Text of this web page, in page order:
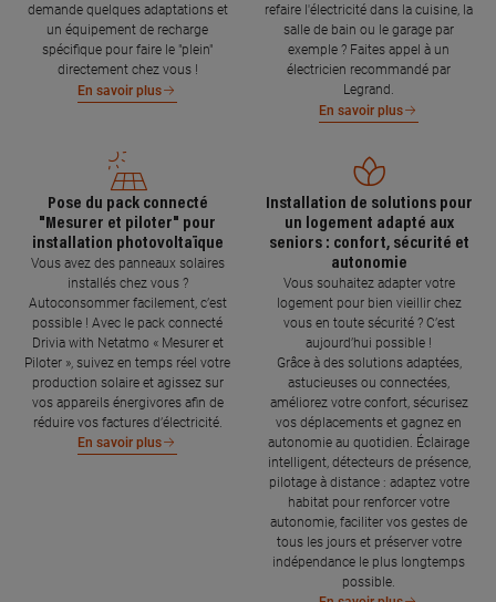
demande quelques adaptations et
un équipement de recharge
spécifique pour faire le "plein"
directement chez vous !
En savoir plus
refaire l'électricité dans la cuisine, la
salle de bain ou le garage par
exemple ? Faites appel à un
électricien recommandé par
Legrand.
En savoir plus
Pose du pack connecté
"Mesurer et piloter" pour
installation photovoltaïque
Vous avez des panneaux solaires
installés chez vous ?
Autoconsommer facilement, c’est
possible ! Avec le pack connecté
Drivia with Netatmo « Mesurer et
Piloter », suivez en temps réel votre
production solaire et agissez sur
vos appareils énergivores afin de
réduire vos factures d’électricité.
En savoir plus
Installation de solutions pour
un logement adapté aux
seniors : confort, sécurité et
autonomie
Vous souhaitez adapter votre
logement pour bien vieillir chez
vous en toute sécurité ? C’est
aujourd’hui possible !
Grâce à des solutions adaptées,
astucieuses ou connectées,
améliorez votre confort, sécurisez
vos déplacements et gagnez en
autonomie au quotidien. Éclairage
intelligent, détecteurs de présence,
pilotage à distance : adaptez votre
habitat pour renforcer votre
autonomie, faciliter vos gestes de
tous les jours et préserver votre
indépendance le plus longtemps
possible.